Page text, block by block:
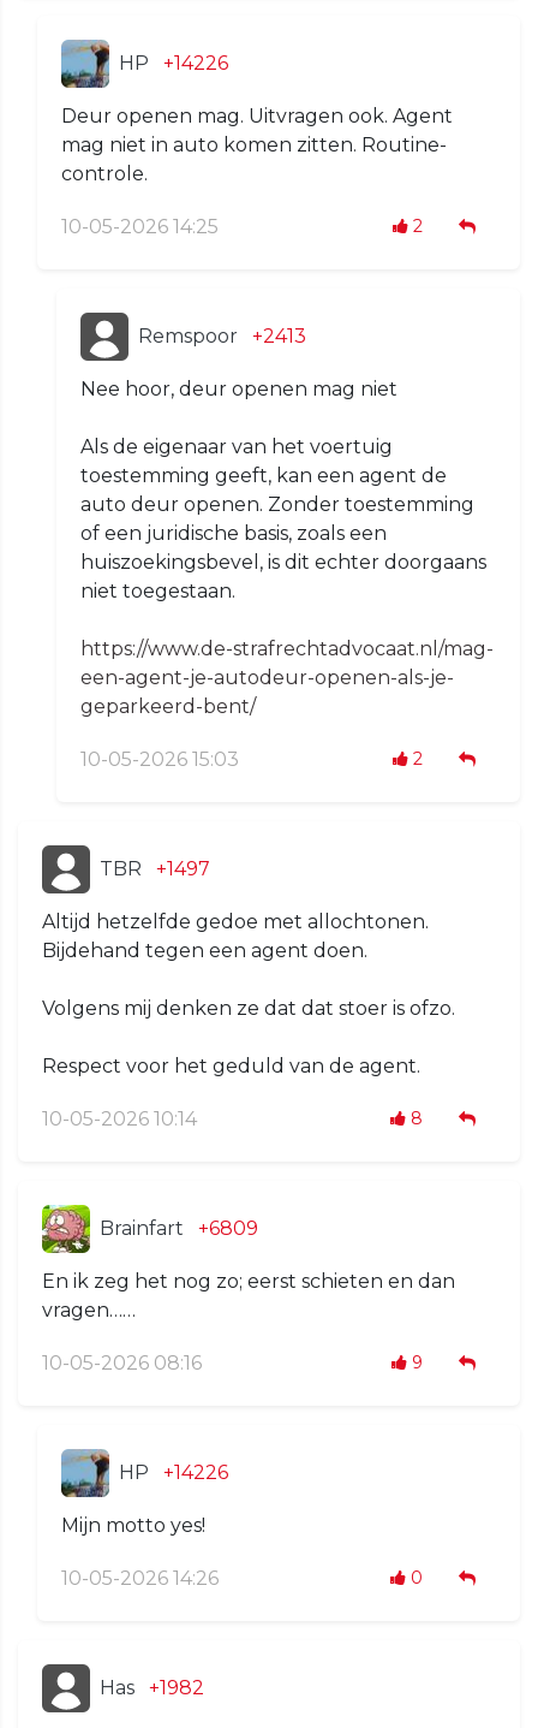
HP +14226
Deur openen mag. Uitvragen ook. Agent
mag niet in auto komen zitten. Routine-
controle.
10-05-2026 14:25 2
Remspoor +2413
Nee hoor, deur openen mag niet
Als de eigenaar van het voertuig
toestemming geeft, kan een agent de
auto deur openen. Zonder toestemming
of een juridische basis, zoals een
huiszoekingsbevel, is dit echter doorgaans
niet toegestaan.
https://www.de-strafrechtadvocaat.nl/mag-
een-agent-je-autodeur-openen-als-je-
geparkeerd-bent/
10-05-2026 15:03 2
TBR +1497
Altijd hetzelfde gedoe met allochtonen.
Bijdehand tegen een agent doen.
Volgens mij denken ze dat dat stoer is ofzo.
Respect voor het geduld van de agent.
10-05-2026 10:14 8
Brainfart +6809
En ik zeg het nog zo; eerst schieten en dan
vragen……
10-05-2026 08:16 9
HP +14226
Mijn motto yes!
10-05-2026 14:26 0
Has +1982